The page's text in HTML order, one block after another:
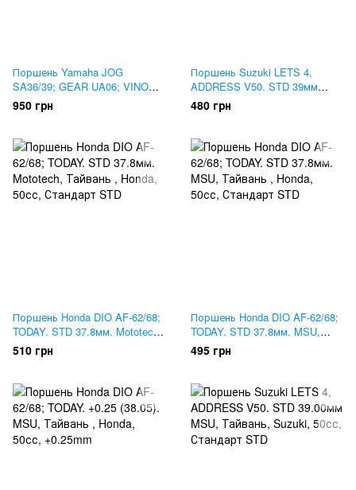
Поршень Yamaha JOG
SA36/39; GEAR UA06; VINO
SA26; VOX. Оригинал 3B3-
E1631-00
950 грн
Поршень Suzuki LETS 4,
ADDRESS V50. STD 39мм
Mototech, Тайвань
480 грн
Поршень Honda DIO AF-62/68;
TODAY. STD 37.8мм. Mototech,
Тайвань
510 грн
Поршень Honda DIO AF-62/68;
TODAY. STD 37.8мм. MSU,
Тайвань
495 грн